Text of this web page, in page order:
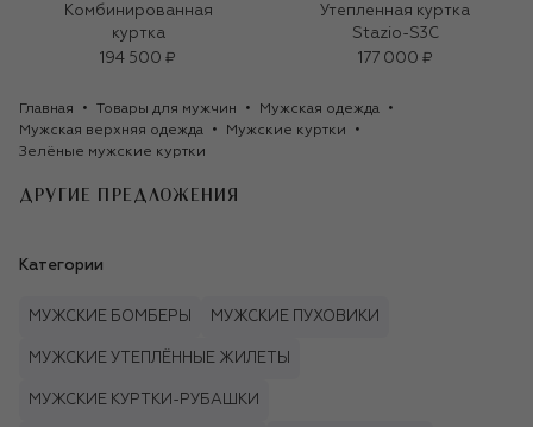
Комбинированная
куртка
194 500 ₽
Утепленная куртка
Stazio-S3C
177 000 ₽
Главная Товары для мужчин
Мужская одежда
Мужская верхняя одежда
Мужские куртки
Зелёные мужские куртки
ДРУГИЕ ПРЕДЛОЖЕНИЯ
Категории
МУЖСКИЕ БОМБЕРЫ МУЖСКИЕ ПУХОВИКИ
МУЖСКИЕ УТЕПЛЁННЫЕ ЖИЛЕТЫ
МУЖСКИЕ КУРТКИ-РУБАШКИ